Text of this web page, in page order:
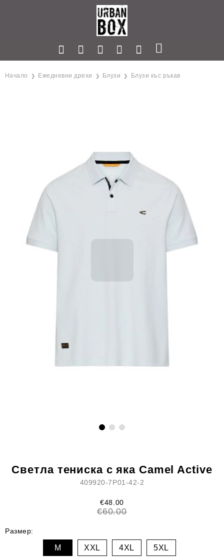
Начало Ежедневни дрехи Блузи Блузи къс ръкав
Светла тениска с яка Camel Active
409920-7P01-42-2
€48.00
€60.00
Размер:
M XXL 4XL 5XL